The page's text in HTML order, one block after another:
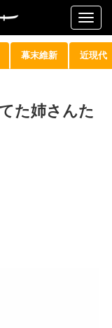
幕末維新 近現代
た姉さんた